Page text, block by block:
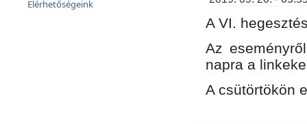
Elérhetőségeink
A VI.
Az
napra a
A csütörtökön